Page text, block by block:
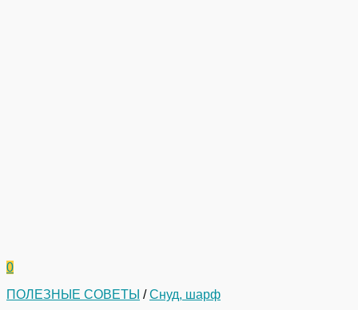
0
ПОЛЕЗНЫЕ СОВЕТЫ /Снуд, шарф